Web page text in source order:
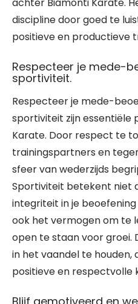
discipline door goed te
positieve en productieve
Respecteer je mede-
sportiviteit.
Respecteer je mede-
sportiviteit zijn essentiële
Karate. Door respect te
trainingspartners en
sfeer van wederzijds
Sportiviteit betekent niet
integriteit in je
ook het vermogen om te
open te staan voor groei.
in het vaandel te houden,
positieve en respectvolle